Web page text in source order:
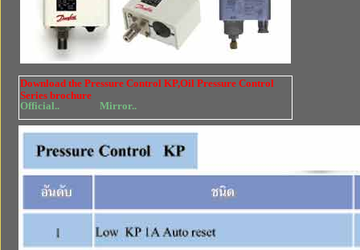
Download the Pressure Control KP,Oil Pressure Control
Series brochure
Official..
Mirror..